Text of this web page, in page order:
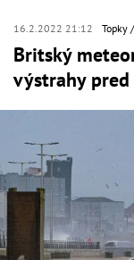
16.2.2022 21:12 Topky
Britský
výstrahy